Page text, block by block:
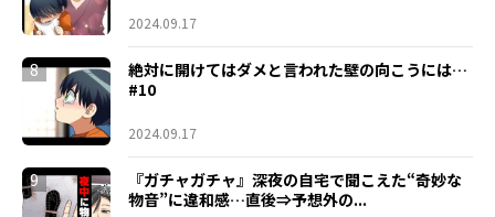
2024.09.17
8
絶対に開けてはダメと言われた壁の向こうには…
#10
2024.09.17
9
『ガチャガチャ』深夜の自宅で聞こえた“奇妙な
物音”に違和感…直後⇒予想外の...